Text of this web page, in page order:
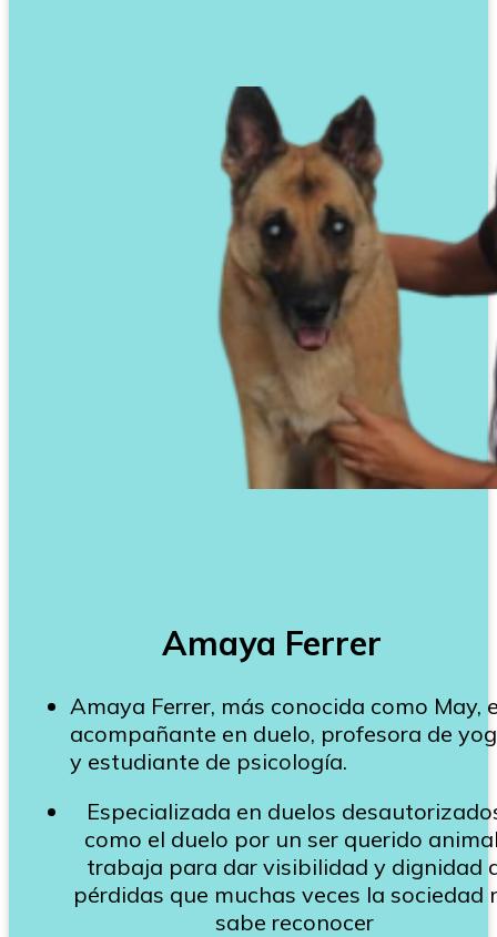
Amaya Ferrer
Amaya Ferrer, más conocida como May,
acompañante en duelo, profesora de
y estudiante de psicología.
Especializada en duelos
como el duelo por un ser querido
trabaja para dar visibilidad y dignidad
pérdidas que muchas veces la sociedad
sabe reconocer